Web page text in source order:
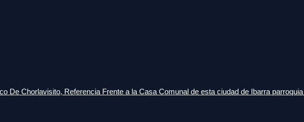
De Chorlavisito, Referencia Frente a la Casa Comunal de esta ciudad de Ibarra